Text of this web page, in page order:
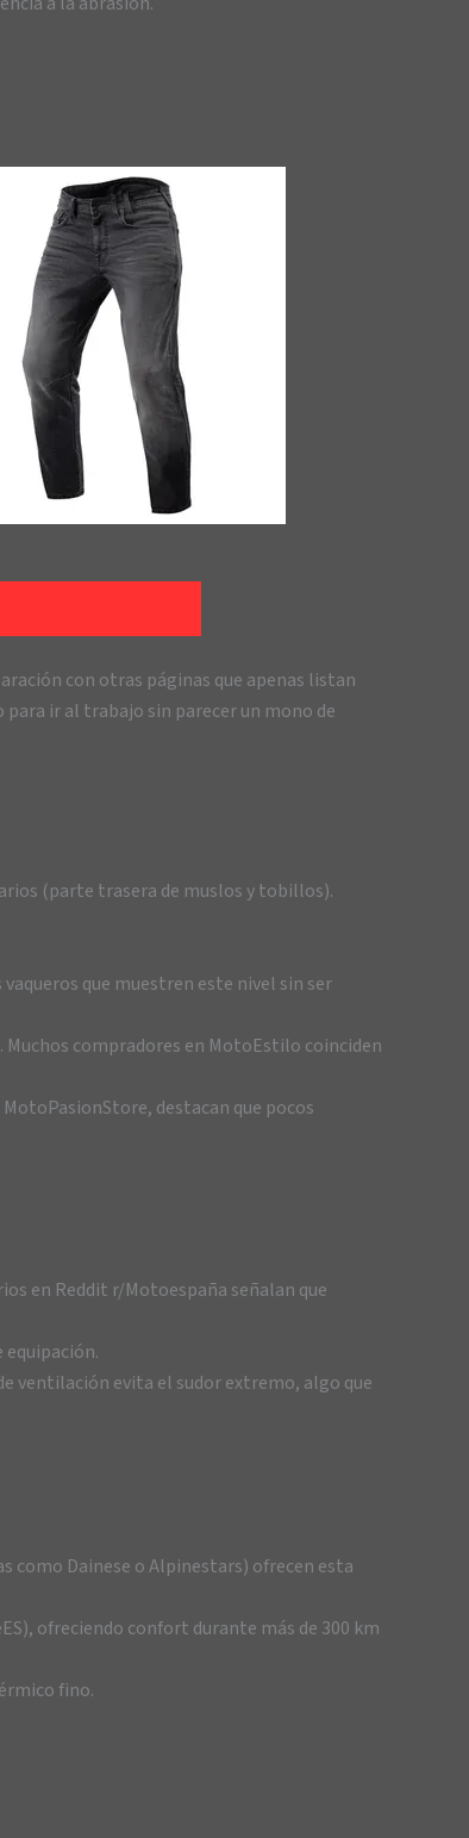
con otras páginas que apenas listan
ir al trabajo sin parecer un mono de
(parte trasera de muslos y tobillos).
vaqueros que muestren este nivel sin ser
compradores en MotoEstilo coinciden
destacan que pocos
en Reddit r/Motoespaña señalan que
ventilación evita el sudor extremo, algo que
como Dainese o Alpinestars) ofrecen esta
ofreciendo confort durante más de 300 km
fino.